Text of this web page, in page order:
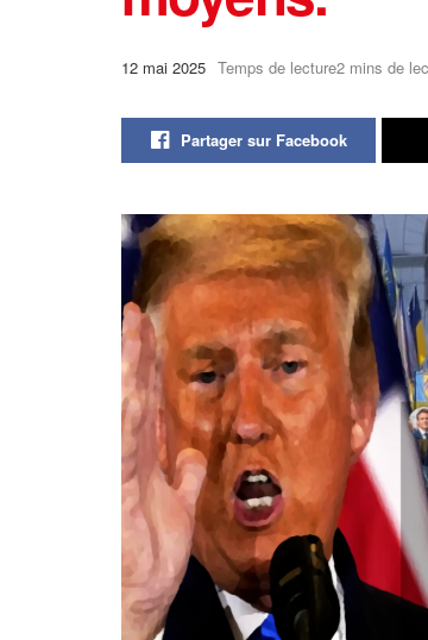
12 mai 2025 Temps de lecture2 mins de
Partager sur Facebook